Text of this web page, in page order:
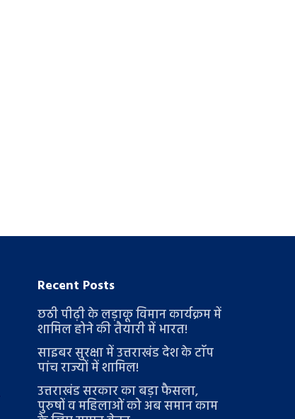
Recent Posts
छठी पीढ़ी के लड़ाकू विमान कार्यक्रम में
शामिल होने की तैयारी में भारत!
साइबर सुरक्षा में उत्तराखंड देश के टाॅप
पांच राज्यों में शामिल!
उत्तराखंड सरकार का बड़ा फैसला,
पुरुषों व महिलाओं को अब समान काम